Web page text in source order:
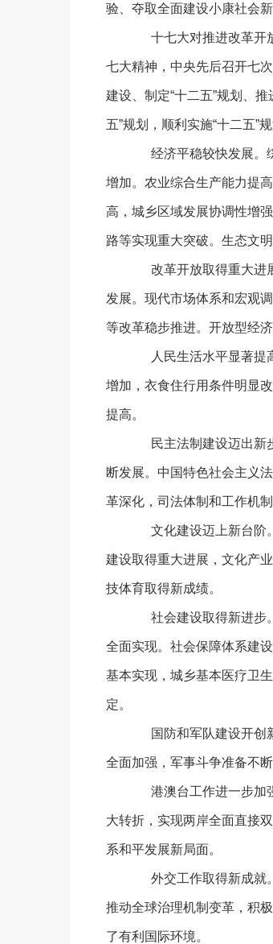
验、夺取全面建设小康社会新
十七大对推进改革开放
七大精神，中央先后召开七
建设、制定“十二五”规划、
五”规划，顺利实施“十二五”
经济平稳较快发展。综
增加。农业综合生产能力提
高，城乡区域发展协调性增
路等实现重大突破。生态文
改革开放取得重大进展
发展。现代市场体系和宏观
等改革稳步推进。开放型经
人民生活水平显著提高
增加，衣食住行用条件明显
提高。
民主法制建设迈出新步
断发展。中国特色社会主义
革深化，司法体制和工作机
文化建设迈上新台阶。
建设取得重大进展，文化产
技体育取得新成绩。
社会建设取得新进步。
全面实现。社会保障体系建
基本实现，城乡基本医疗卫
定。
国防和军队建设开创新
全面加强，军事斗争准备不
港澳台工作进一步加强
大转折，实现两岸全面直接
系和平发展新局面。
外交工作取得新成就。
推动全球治理机制变革，积
了有利国际环境。